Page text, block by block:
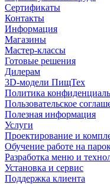
Сертификаты
Контакты
Информация
Магазины
Мастер-классы
Готовые решения
Дилерам
3D-модели ПищТех
Политика
Пользовательское
Полезная информация
Услуги
Проектирование и
Обучение работе на
Разработка меню и
Установка и сервис
Поддержка клиента